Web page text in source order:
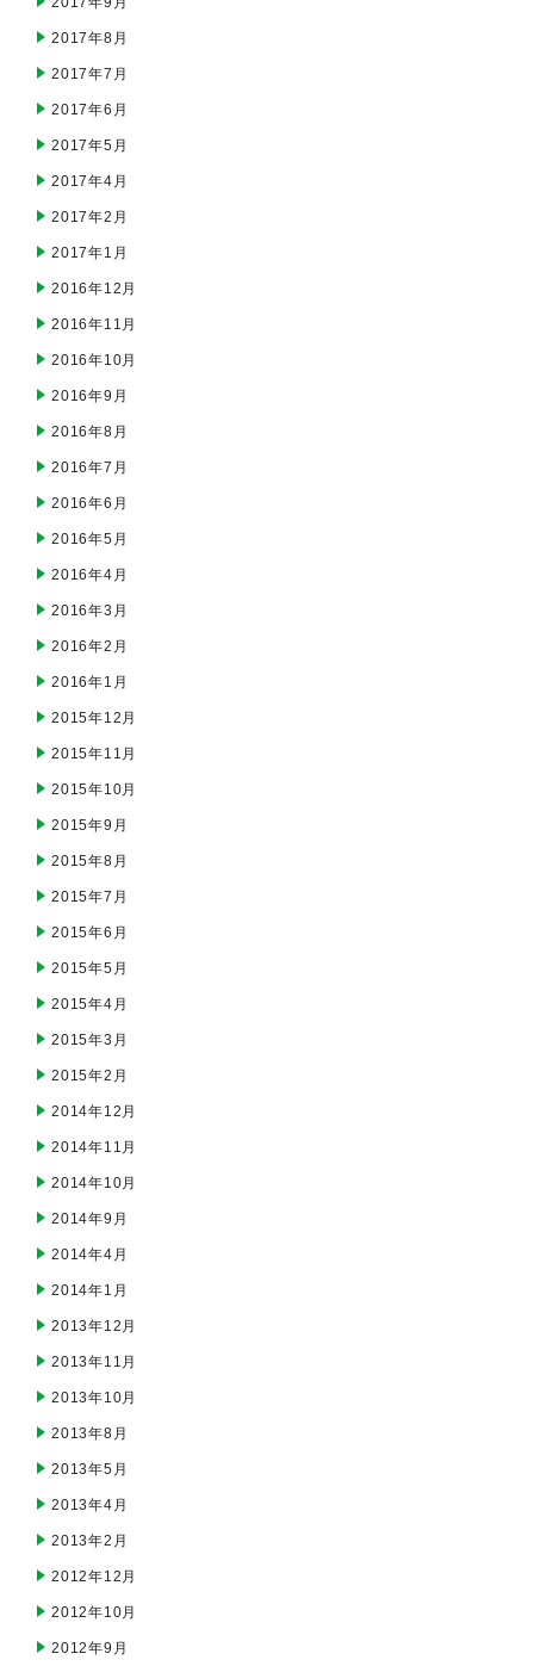
2017年8月
2017年7月
2017年6月
2017年5月
2017年4月
2017年2月
2017年1月
2016年12月
2016年11月
2016年10月
2016年9月
2016年8月
2016年7月
2016年6月
2016年5月
2016年4月
2016年3月
2016年2月
2016年1月
2015年12月
2015年11月
2015年10月
2015年9月
2015年8月
2015年7月
2015年6月
2015年5月
2015年4月
2015年3月
2015年2月
2014年12月
2014年11月
2014年10月
2014年9月
2014年4月
2014年1月
2013年12月
2013年11月
2013年10月
2013年8月
2013年5月
2013年4月
2013年2月
2012年12月
2012年10月
2012年9月